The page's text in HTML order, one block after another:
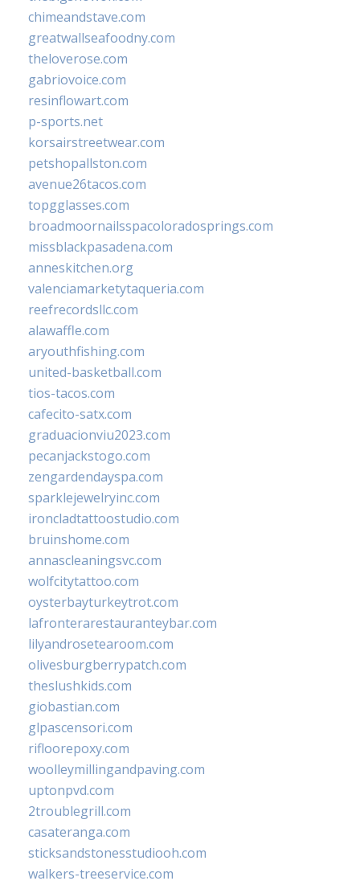
chimeandstave.com
greatwallseafoodny.com
theloverose.com
gabriovoice.com
resinflowart.com
p-sports.net
korsairstreetwear.com
petshopallston.com
avenue26tacos.com
topgglasses.com
broadmoornailsspacoloradosprings.com
missblackpasadena.com
anneskitchen.org
valenciamarketytaqueria.com
reefrecordsllc.com
alawaffle.com
aryouthfishing.com
united-basketball.com
tios-tacos.com
cafecito-satx.com
graduacionviu2023.com
pecanjackstogo.com
zengardendayspa.com
sparklejewelryinc.com
ironcladtattoostudio.com
bruinshome.com
annascleaningsvc.com
wolfcitytattoo.com
oysterbayturkeytrot.com
lafronterarestauranteybar.com
lilyandrosetearoom.com
olivesburgberrypatch.com
theslushkids.com
giobastian.com
glpascensori.com
rifloorepoxy.com
woolleymillingandpaving.com
uptonpvd.com
2troublegrill.com
casateranga.com
sticksandstonesstudiooh.com
walkers-treeservice.com